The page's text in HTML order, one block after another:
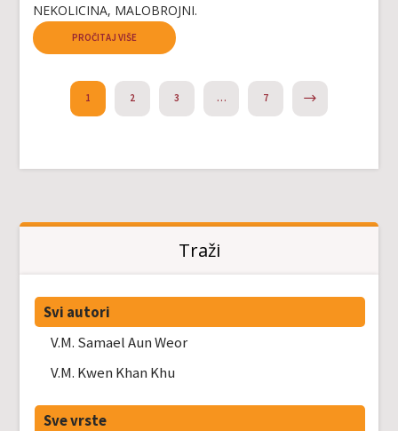
NEKOLICINA, MALOBROJNI.
PROČITAJ VIŠE
1 2 3 … 7
Traži
Svi autori
V.M. Samael Aun Weor
V.M. Kwen Khan Khu
Sve vrste